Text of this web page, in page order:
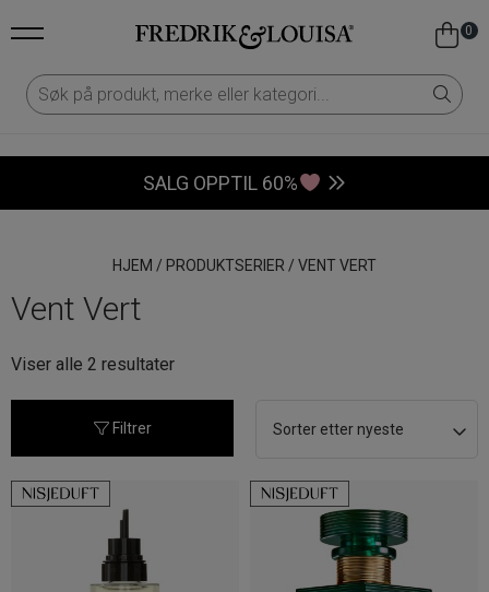
0
SALG OPPTIL 60%
HJEM / PRODUKTSERIER / VENT VERT
Vent Vert
Viser alle 2 resultaterSortert
Filtrer